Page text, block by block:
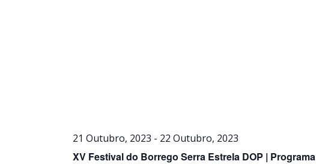
XV Festival do Borrego Serra Estrela DOP | Programa
21 Outubro, 2023 - 22 Outubro, 2023